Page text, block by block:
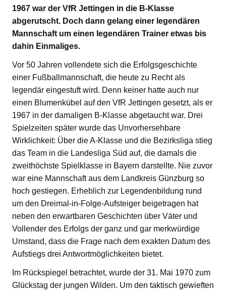
1967 war der VfR Jettingen in die B-Klasse
abgerutscht. Doch dann gelang einer legendären
Mannschaft um einen legendären Trainer etwas bis
dahin Einmaliges.
Vor 50 Jahren vollendete sich die Erfolgsgeschichte
einer Fußballmannschaft, die heute zu Recht als
legendär eingestuft wird. Denn keiner hatte auch nur
einen Blumenkübel auf den VfR Jettingen gesetzt, als er
1967 in der damaligen B-Klasse abgetaucht war. Drei
Spielzeiten später wurde das Unvorhersehbare
Wirklichkeit: Über die A-Klasse und die Bezirksliga stieg
das Team in die Landesliga Süd auf, die damals die
zweithöchste Spielklasse in Bayern darstellte. Nie zuvor
war eine Mannschaft aus dem Landkreis Günzburg so
hoch gestiegen. Erheblich zur Legendenbildung rund
um den Dreimal-in-Folge-Aufsteiger beigetragen hat
neben den erwartbaren Geschichten über Väter und
Vollender des Erfolgs der ganz und gar merkwürdige
Umstand, dass die Frage nach dem exakten Datum des
Aufstiegs drei Antwortmöglichkeiten bietet.
Im Rückspiegel betrachtet, wurde der 31. Mai 1970 zum
Glückstag der jungen Wilden. Um den taktisch gewieften